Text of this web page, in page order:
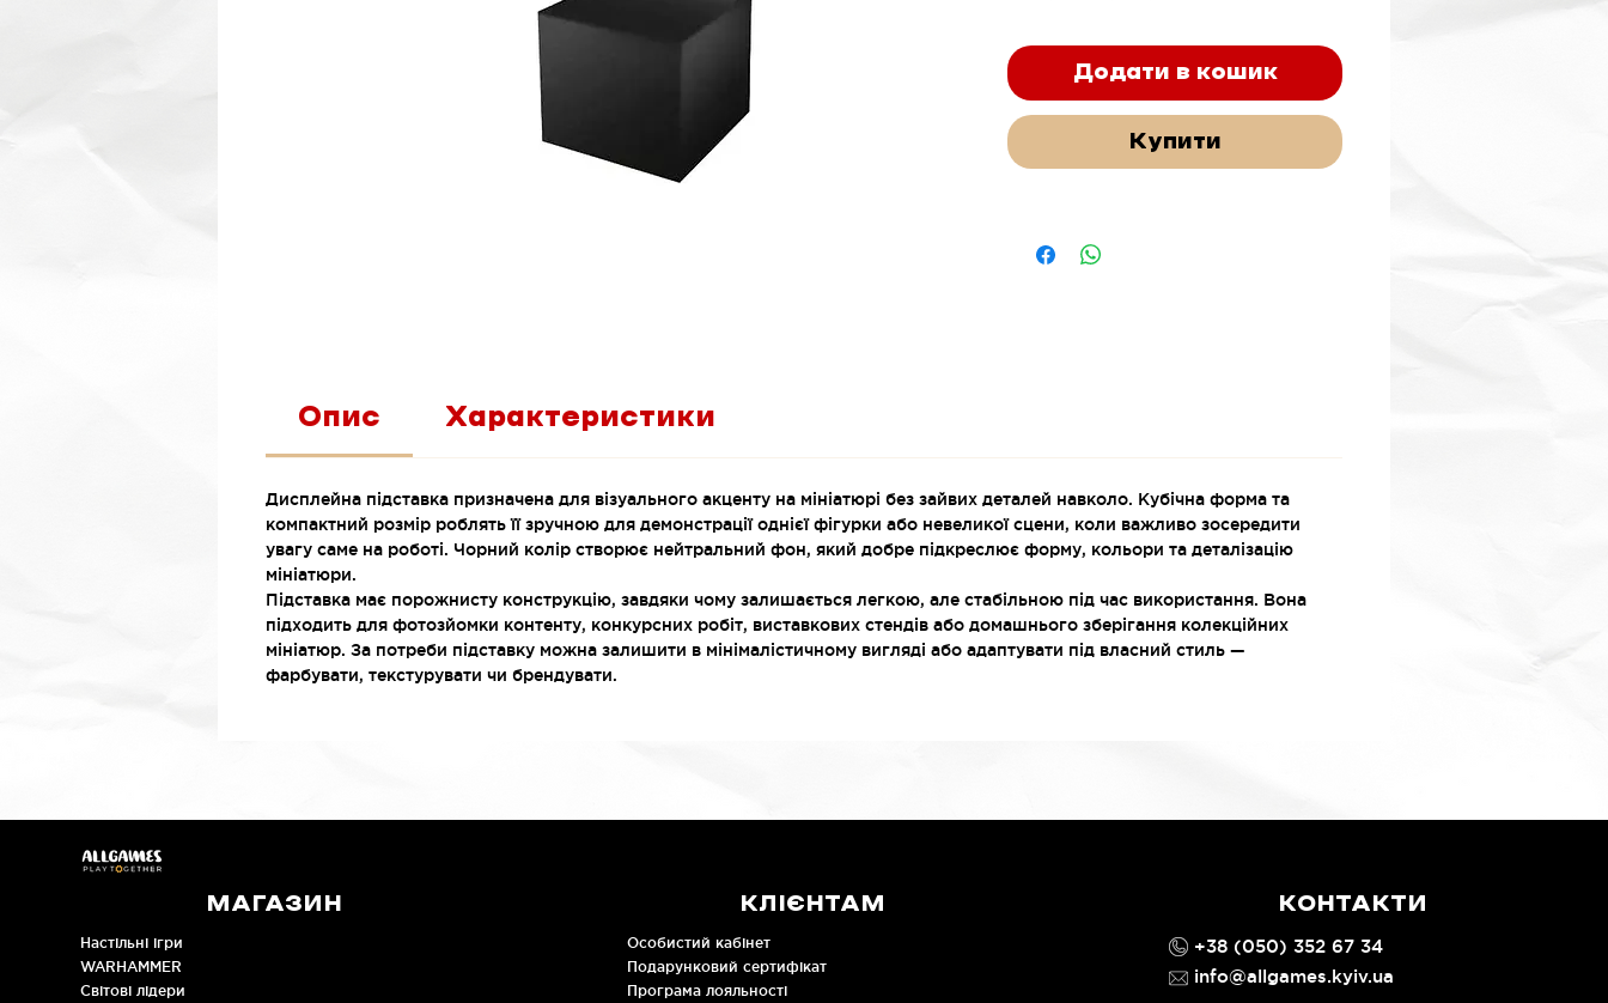
Додати в кошик
Купити
Опис Характеристики
Дисплейна підставка призначена для візуального акценту на мініатюрі без зайвих деталей навколо. Кубічна форма та
компактний розмір роблять її зручною для демонстрації однієї фігурки або невеликої сцени, коли важливо зосередити
увагу саме на роботі. Чорний колір створює нейтральний фон, який добре підкреслює форму, кольори та деталізацію
мініатюри.
Підставка має порожнисту конструкцію, завдяки чому залишається легкою, але стабільною під час використання. Вона
підходить для фотозйомки контенту, конкурсних робіт, виставкових стендів або домашнього зберігання колекційних
мініатюр. За потреби підставку можна залишити в мінімалістичному вигляді або адаптувати під власний стиль —
фарбувати, текстурувати чи брендувати.
МАГАЗИН
Настільні ігри
WARHAMMER
Cвітові лідери
КЛІЄНТАМ
Особистий кабінет
Подарунковий сертифікат
Програма лояльності
КОНТАКТИ
+38 (050) 352 67 34
info@allgames.kyiv.ua